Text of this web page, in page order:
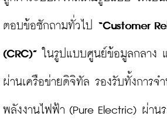
ตอบข้อซักถามทั่วไป “Customer
(CRC)” ในรูปแบบศูนย์ข้อมูลกลาง
ผ่านเครือข่ายดิจิทัล รองรับทั้งการจ
พลังงานไฟฟ้า (Pure Electric) ผ่าน